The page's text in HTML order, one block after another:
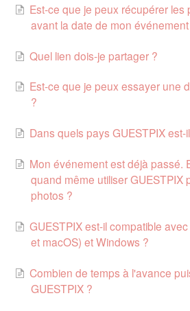
Est-ce que je peux récupérer les
avant la date de mon
Quel lien dois-je partager ?
Est-ce que je peux essayer une
?
Dans quels pays GUESTPIX est-
Mon événement est déjà passé.
quand même utiliser GUESTPIX
photos ?
GUESTPIX est-il compatible
et macOS) et Windows ?
Combien de temps à l'avance
GUESTPIX ?